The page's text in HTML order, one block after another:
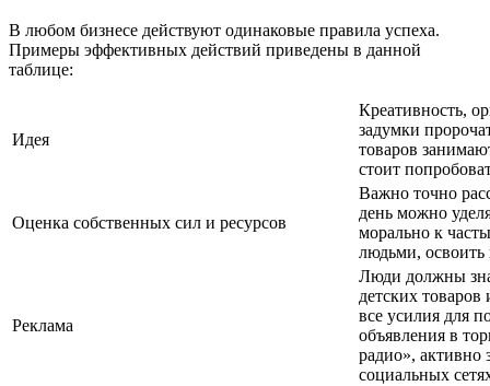
В любом бизнесе действуют одинаковые правила успеха.
Примеры эффективных действий приведены в данной
таблице:
Идея
Креативность,
задумки
товаров
стоит
Оценка собственных сил и ресурсов
Важно точно
день можно
морально к
людьми,
Реклама
Люди должны
детских
все усилия для
объявления в
радио», активно
социальных